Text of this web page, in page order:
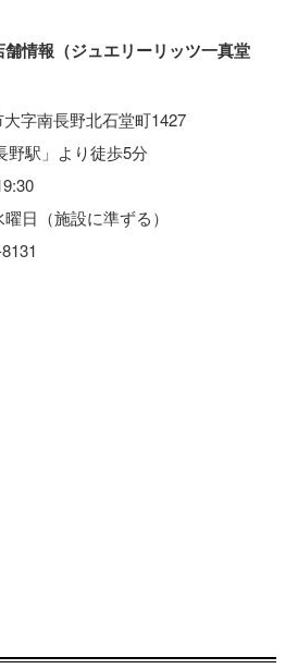
情報（ジュエリーリッツ一真堂
字南長野北石堂町1427
野駅」より徒歩5分
日（施設に準ずる）